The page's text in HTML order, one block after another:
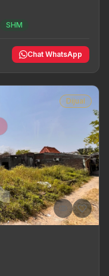
SHM
Chat WhatsApp
Dijual